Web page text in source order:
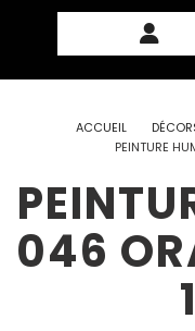
ACCUEIL
PEINTURE
046